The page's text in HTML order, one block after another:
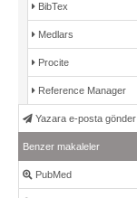
BibTex
Medlars
Procite
Reference Manager
Yazara e-posta gönder
Benzer makaleler
PubMed